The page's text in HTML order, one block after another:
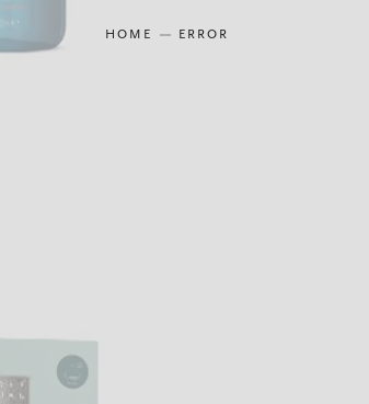
HOME ERROR